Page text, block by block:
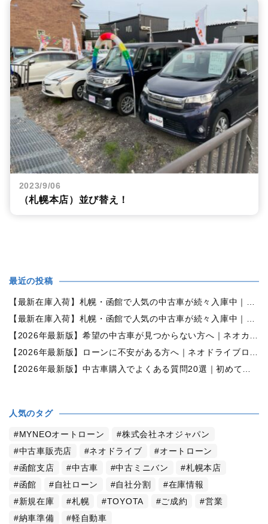
2023/9/06
（札幌本店）並び替え！
最近の投稿
人気のタグ
MYNEOオートローン
株式会社ネオジャパン
中古車販売店
ネオドライブ
オートローン
函館支店
中古車 中古ミニバン
札幌本店
函館
自社ローン 自社分割
在庫情報
新規在庫
札幌 TOYOTA ご成約
営業
納車準備
軽自動車